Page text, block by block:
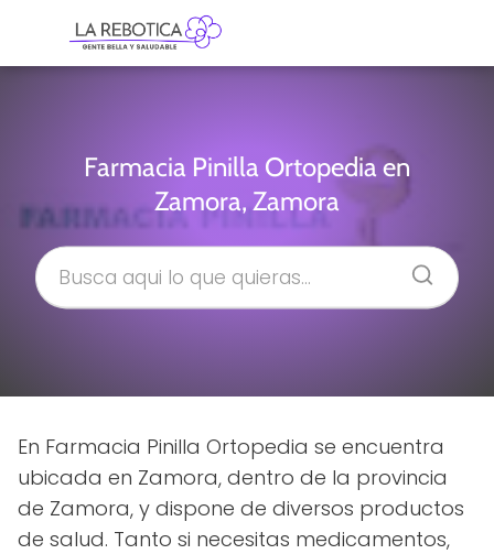
Farmacia Pinilla Ortopedia en
Zamora, Zamora
En Farmacia Pinilla Ortopedia se encuentra
ubicada en Zamora, dentro de la provincia
de Zamora, y dispone de diversos productos
de salud. Tanto si necesitas medicamentos,